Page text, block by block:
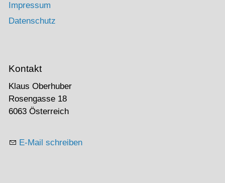
Impressum
Datenschutz
Kontakt
Klaus Oberhuber
Rosengasse 18
6063 Österreich
E-Mail schreiben